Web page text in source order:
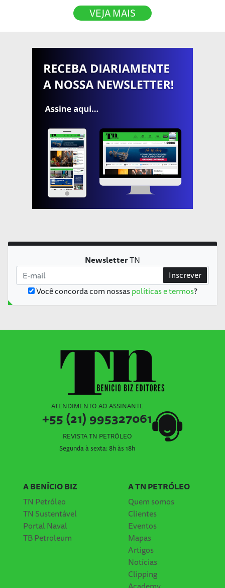
VEJA MAIS
NewsletterTN
Você concorda com nossaspolíticas e termos?
Inscrever
ATENDIMENTO AO ASSINANTE
+55 (21) 995327061
REVISTA TN PETRÓLEO
Segunda à sexta: 8h às 18h
A BENÍCIO BIZ
TN Petróleo
TN Sustentável
Portal Naval
TB Petroleum
A TN PETRÓLEO
Quem somos
Clientes
Eventos
Mapas
Artigos
Notícias
Clipping